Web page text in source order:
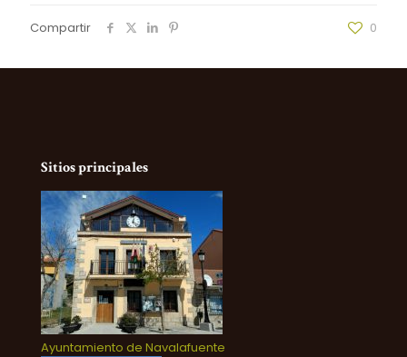
Compartir 0
Sitios principales
Ayuntamiento de Navalafuente